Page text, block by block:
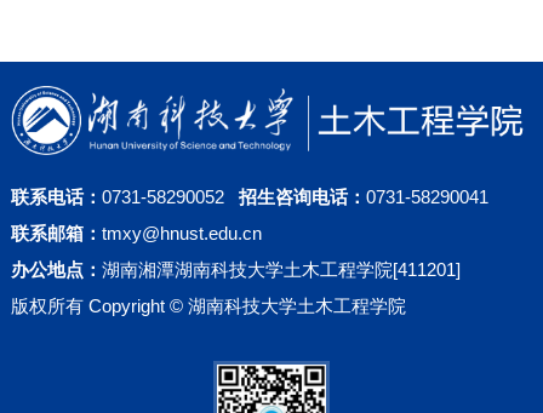
联系电话： 0731-58290052 招生咨询电话： 0731-58290041
联系邮箱： tmxy@hnust.edu.cn
办公地点： 湖南湘潭湖南科技大学土木工程学院[411201]
版权所有 Copyright © 湖南科技大学土木工程学院